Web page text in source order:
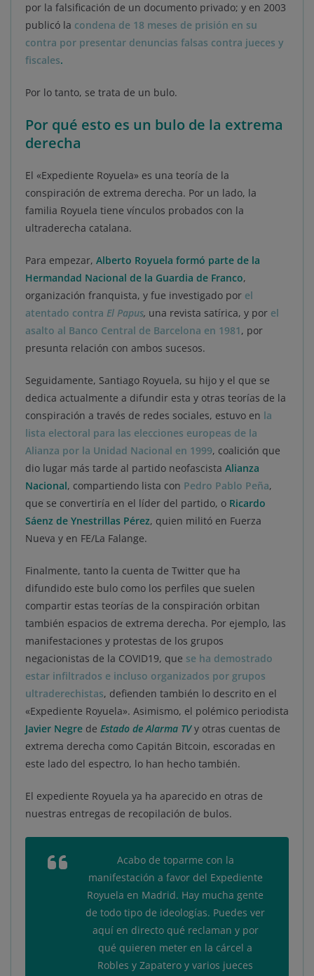
por la falsificación de un documento privado; y en 2003
publicó la condena de 18 meses de prisión en su
contra por presentar denuncias falsas contra jueces y
fiscales.
Por lo tanto, se trata de un bulo.
Por qué esto es un bulo de la extrema
derecha
El «Expediente Royuela» es una teoría de la
conspiración de extrema derecha. Por un lado, la
familia Royuela tiene vínculos probados con la
ultraderecha catalana.
Para empezar, Alberto Royuela formó parte de la
Hermandad Nacional de la Guardia de Franco,
organización franquista, y fue investigado por el
atentado contra El Papus, una revista satírica, y por el
asalto al Banco Central de Barcelona en 1981 , por
presunta relación con ambos sucesos.
Seguidamente, Santiago Royuela, su hijo y el que se
dedica actualmente a difundir esta y otras teorías de la
conspiración a través de redes sociales, estuvo en la
lista electoral para las elecciones europeas de la
Alianza por la Unidad Nacional en 1999, coalición que
dio lugar más tarde al partido neofascista Alianza
Nacional, compartiendo lista con Pedro Pablo Peña,
que se convertiría en el líder del partido, o Ricardo
Sáenz de Ynestrillas Pérez, quien militó en Fuerza
Nueva y en FE/La Falange.
Finalmente, tanto la cuenta de Twitter que ha
difundido este bulo como los perfiles que suelen
compartir estas teorías de la conspiración orbitan
también espacios de extrema derecha. Por ejemplo, las
manifestaciones y protestas de los grupos
negacionistas de la COVID19, que se ha demostrado
estar infiltrados e incluso organizados por grupos
ultraderechistas, defienden también lo descrito en el
«Expediente Royuela». Asimismo, el polémico periodista
Javier Negre de Estado de Alarma TVy otras cuentas de
extrema derecha como Capitán Bitcoin, escoradas en
este lado del espectro, lo han hecho también.
El expediente Royuela ya ha aparecido en otras de
nuestras entregas de recopilación de bulos.
Acabo de toparme con la
manifestación a favor del Expediente
Royuela en Madrid. Hay mucha gente
de todo tipo de ideologías. Puedes ver
aquí en directo qué reclaman y por
qué quieren meter en la cárcel a
Robles y Zapatero y varios jueces